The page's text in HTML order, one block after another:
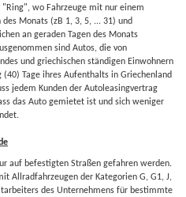
wo Fahrzeuge mit nur einem
des Monats (zB 1, 3, 5, ... 31) und
an geraden Tagen des Monats
sind Autos, die von
und griechischen ständigen Einwohnern
Tage ihres Aufenthalts in Griechenland
jedem Kunden der Autoleasingvertrag
das Auto gemietet ist und sich weniger
auf befestigten Straßen gefahren werden.
Allradfahrzeugen der Kategorien G, G1, J,
des Unternehmens für bestimmte